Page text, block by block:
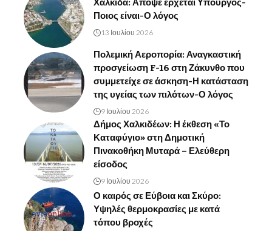
Χαλκίδα: Απόψε έρχεται Υπουργός-
Ποιος είναι-Ο λόγος
13 Ιουλίου 2026
Πολεμική Αεροπορία: Αναγκαστική
προσγείωση F-16 στη Ζάκυνθο που
συμμετείχε σε άσκηση-Η κατάσταση
της υγείας των πιλότων-Ο λόγος
9 Ιουλίου 2026
Δήμος Χαλκιδέων: Η έκθεση «Το
Καταφύγιο» στη Δημοτική
Πινακοθήκη Μυταρά – Ελεύθερη
είσοδος
9 Ιουλίου 2026
Ο καιρός σε Εύβοια και Σκύρο:
Υψηλές θερμοκρασίες με κατά
τόπου βροχές